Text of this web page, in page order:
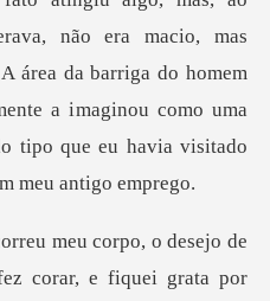
não era macio, mas
área da barriga do homem
a i
fiquei grata por